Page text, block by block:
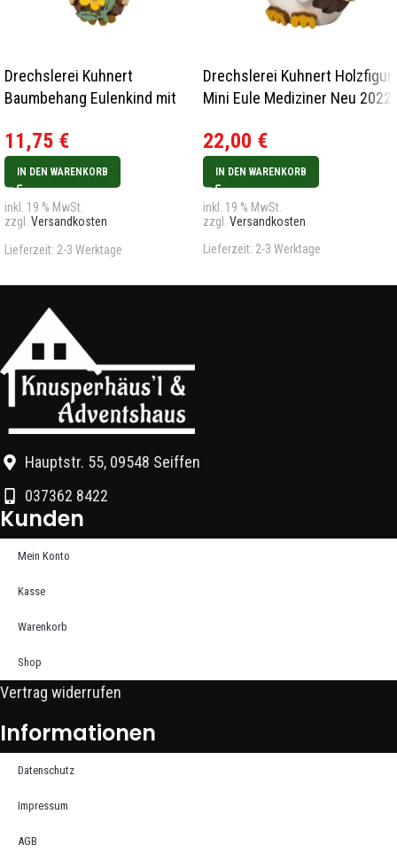
Drechslerei Kuhnert
Baumbehang Eulenkind mit
11,75 €
IN DEN WARENKORB
inkl. 19 % MwSt.
zzgl. Versandkosten
Lieferzeit: 2-3 Werktage
Drechslerei Kuhnert Holzfigur
Mini Eule Mediziner Neu 2022
22,00 €
IN DEN WARENKORB
inkl. 19 % MwSt.
zzgl. Versandkosten
Lieferzeit: 2-3 Werktage
Hauptstr. 55, 09548 Seiffen
037362 8422
Kunden
Mein Konto
Kasse
Warenkorb
Shop
Vertrag widerrufen
Informationen
Datenschutz
Impressum
AGB